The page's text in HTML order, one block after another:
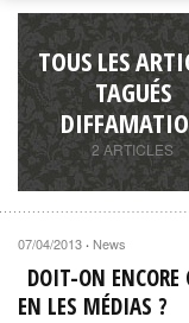
TOUS LES
TAGUÉS
2 ARTICLES
07/04/2013 · News
DOIT-ON ENCORE
EN LES MÉDIAS ?